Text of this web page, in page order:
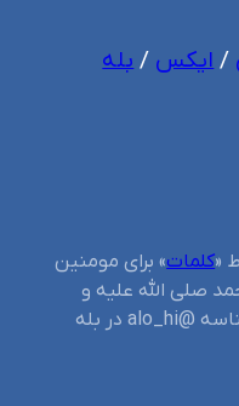
/ایکس /بله
«کلمات» برای مومنین
صلی الله علیه و
| {ارتباط با بخش فنی : شناسه @alo_hi در بله